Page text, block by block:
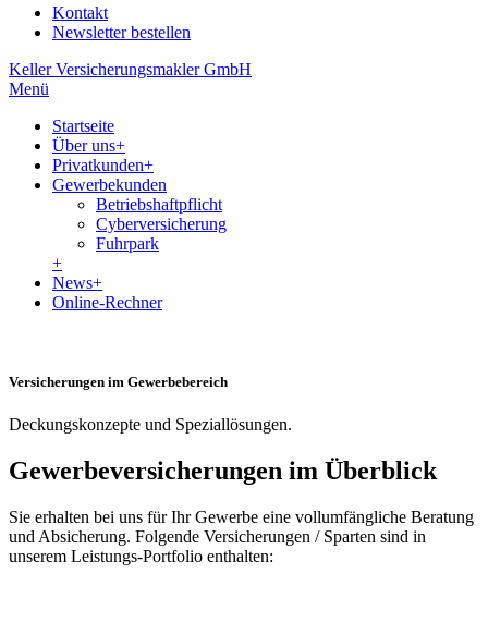
Kontakt
Newsletter bestellen
Keller Versicherungsmakler GmbH
Menü
Startseite
Über uns+
Privatkunden+
Gewerbekunden
Betriebshaftpflicht
Cyberversicherung
Fuhrpark
+
News+
Online-Rechner
Versicherungen im Gewerbebereich
Deckungskonzepte und Speziallösungen.
Gewerbeversicherungen im Überblick
Sie erhalten bei uns für Ihr Gewerbe eine vollumfängliche Beratung
und Absicherung. Folgende Versicherungen / Sparten sind in
unserem Leistungs-Portfolio enthalten: